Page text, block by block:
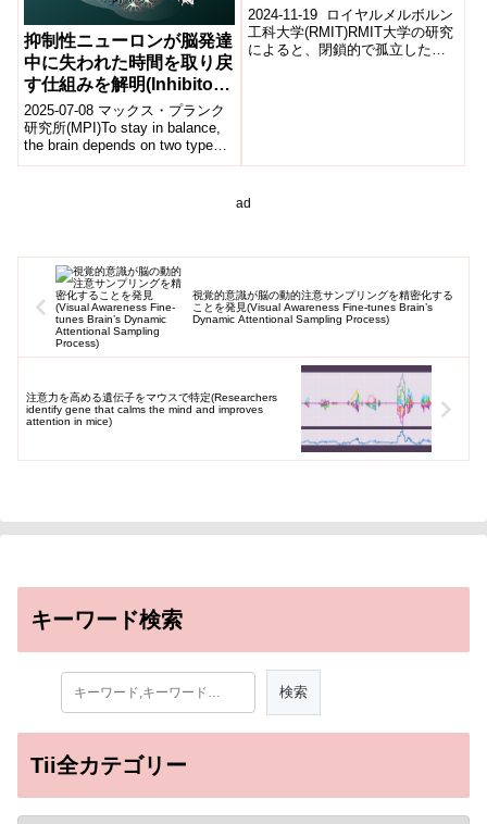
抑制性ニューロンが脳発達
中に失われた時間を取り戻
す仕組みを解明(Inhibitory
neurons catch up during
brain development)
2025-07-08 マックス・プランク
研究所(MPI)To stay in balance,
the brain depends on two types
o...
affect how we smell and
feel about food)
2024-11-19 ロイヤルメルボルン
工科大学(RMIT)RMIT大学の研究
によると、閉鎖的で孤立した環
ad
視覚的意識が脳の動的注意サンプリングを精密化する
ことを発見(Visual Awareness Fine-tunes Brain’s
Dynamic Attentional Sampling Process)
注意力を高める遺伝子をマウスで特定(Researchers
identify gene that calms the mind and improves
attention in mice)
キーワード検索
Tii全カテゴリー